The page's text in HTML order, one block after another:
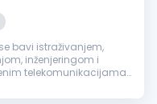
bavi istraživanjem,
inženjeringom i
telekomunikacijama,